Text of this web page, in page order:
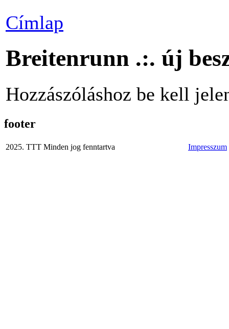
Címlap
Breitenrunn .:. új
Hozzászóláshoz be kell
footer
2025. TTT Minden jog fenntartva Impresszum